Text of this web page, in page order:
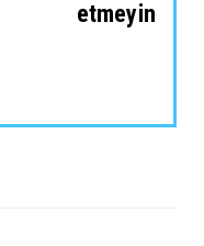
etmeyin